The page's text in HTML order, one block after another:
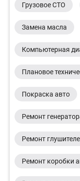
Грузовое СТО
Замена масла
Компьютерная
Плановое
Покраска авто
Ремонт
Ремонт
Ремонт коробки